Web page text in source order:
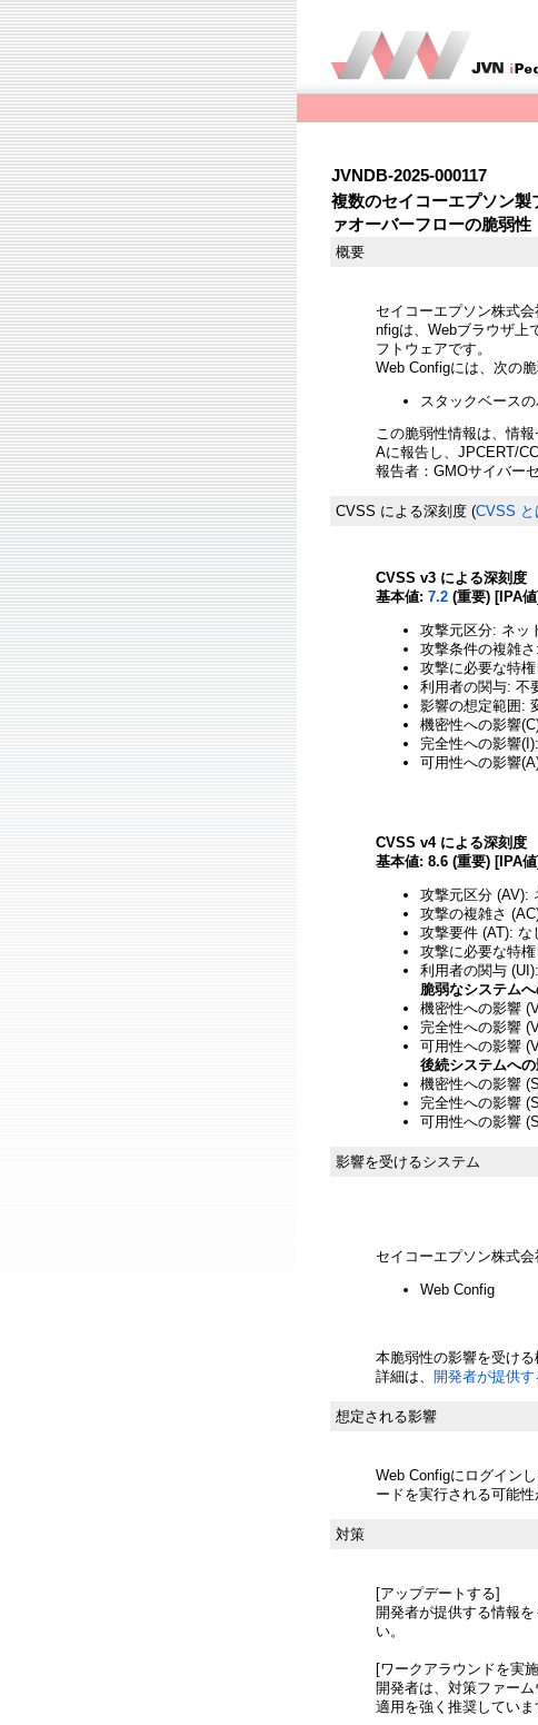
JVNDB-2025-000117
複数のセイコーエプソン
ァオーバーフローの脆弱性
概要
セイコーエプソン株式
nfigは、Webブラウザ上
フトウェアです。
Web Configには、次の
スタックベース
この脆弱性情報は、情
Aに報告し、JPCERT/
報告者：GMOサイバー
CVSS による深刻度 (CVSS と
CVSS v3 による深刻度
基本値: 7.2 (重要) [IPA値]
攻撃元区分: ネッ
攻撃条件の複雑
攻撃に必要な特
利用者の関与: 不
影響の想定範囲:
機密性への影響
完全性への影響
可用性への影響
CVSS v4 による深刻度
基本値: 8.6 (重要) [IPA値]
攻撃元区分 (AV):
攻撃の複雑さ
攻撃要件 (AT): な
攻撃に必要な特
利用者の関与
脆弱なシステム
機密性への影響
完全性への影響
可用性への影響
後続システムへ
機密性への影響
完全性への影響
可用性への影響
影響を受けるシステム
セイコーエプソン株式会
Web Config
本脆弱性の影響を受ける
詳細は、 開発者が提供す
想定される影響
Web Configにログイン
ードを実行される可能性
対策
[アップデートする]
開発者が提供する情報
い。
[ワークアラウンドを実
開発者は、対策ファー
適用を強く推奨していま